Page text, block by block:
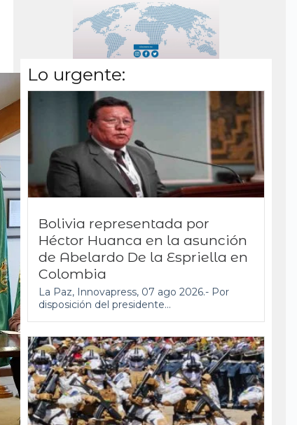
Lo urgente:
Bolivia representada por
Héctor Huanca en la asunción
de Abelardo De la Espriella en
Colombia
La Paz, Innovapress, 07 ago 2026.- Por
disposición del presidente...